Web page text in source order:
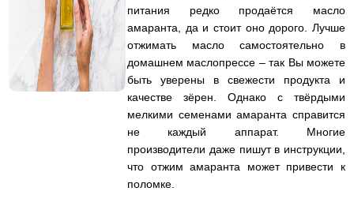
питания редко продаётся масло
амаранта, да и стоит оно дорого. Лучше
отжимать масло самостоятельно в
домашнем маслопрессе – так Вы можете
быть уверены в свежести продукта и
качестве зёрен. Однако с твёрдыми
мелкими семенами амаранта справится
не каждый аппарат. Многие
производители даже пишут в инструкции,
что отжим амаранта может привести к
поломке.